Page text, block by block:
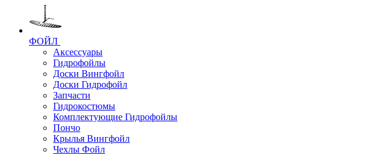
ФОЙЛ
Аксессуары
Гидрофойлы
Доски Вингфойл
Доски Гидрофойл
Запчасти
Гидрокостюмы
Комплектующие Гидрофойлы
Пончо
Крылья Вингфойл
Чехлы Фойл